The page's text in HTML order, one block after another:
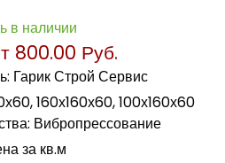
в наличии
800.00 Руб.
Гарик Строй Сервис
160х160х60, 100х160х60
Вибропрессование
за кв.м